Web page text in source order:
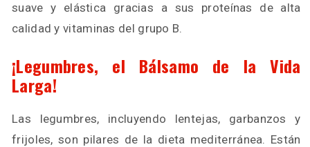
suave y elástica gracias a sus proteínas de alta
calidad y vitaminas del grupo B.
¡Legumbres, el Bálsamo de la Vida
Larga!
Las legumbres, incluyendo lentejas, garbanzos y
frijoles, son pilares de la dieta mediterránea. Están